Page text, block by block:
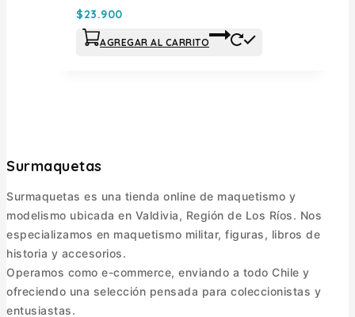
$23.900
AGREGAR AL CARRITO
Surmaquetas
Surmaquetas es una tienda online de maquetismo y
modelismo ubicada en Valdivia, Región de Los Ríos. Nos
especializamos en maquetismo militar, figuras, libros de
historia y accesorios.
Operamos como e-commerce, enviando a todo Chile y
ofreciendo una selección pensada para coleccionistas y
entusiastas.